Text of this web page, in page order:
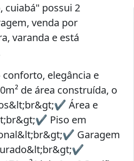
cuiabá" possui 2
venda por
varanda e está
elegância e
de área construída, o
Área e
Piso em
Garagem